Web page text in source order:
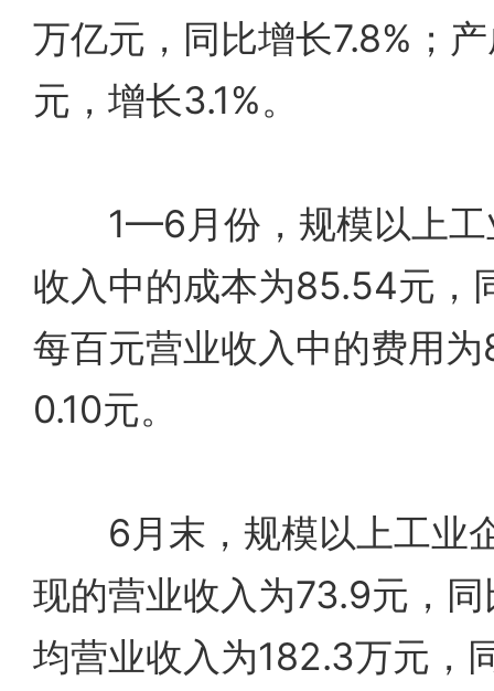
万亿元，同比增长7.8%；
元，增长3.1%。
1—6月份，规模以上工
收入中的成本为85.54元，
每百元营业收入中的费用
0.10元。
6月末，规模以上工业
现的营业收入为73.9元，
均营业收入为182.3万元，